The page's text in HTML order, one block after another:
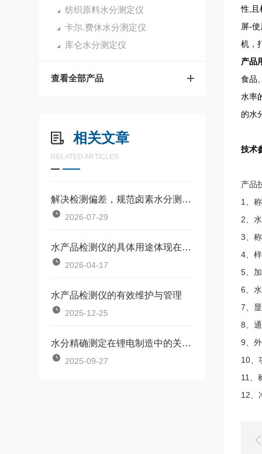
纺织原料水分测定仪
卡尔.费休水分测定仪
库仑水分测定仪
查看全部产品
相关文章
RELATED ARTICLES
解决检测偏差，规范卤素水分测定仪使用操作
2026-07-29
水产品检测仪的具体用途体现在哪些方面？
2026-04-17
水产品检测仪的有效维护与管理
2025-12-25
水分精确测定在锂电制造中的关键应用
2025-09-27
性,且
屏-
机，
产品
食品
水率
的水
技术
产品
1、
2、
3、
4、
5、
6、
7、
8、
9、
10、
11、
12、